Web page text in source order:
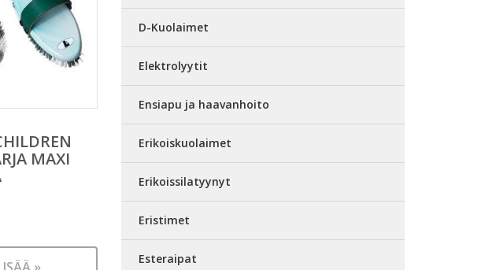
MAXI
D-Kuolaimet
Elektrolyytit
Ensiapu ja haavanhoito
Erikoiskuolaimet
Erikoissilatyynyt
Eristimet
Esteraipat